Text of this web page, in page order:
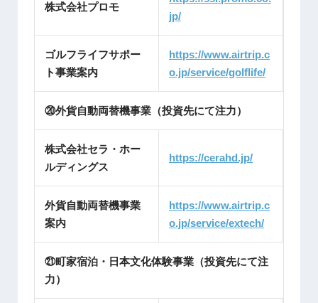
株式会社プロモ
jp/
ゴルフライフサポー
ト事業案内
https://www.airtrip.c
o.jp/service/golflife/
⑳外貨自動両替機事業（投資先にて注力）
株式会社セラ・ホー
ルディングス
https://cerahd.jp/
外貨自動両替機事業
案内
https://www.airtrip.c
o.jp/service/extech/
㉑町家宿泊・日本文化体験事業（投資先にて注
力）